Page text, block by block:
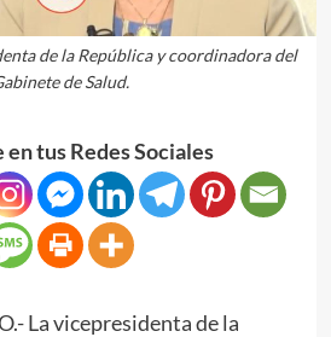
de la República y coordinadora del
de Salud.
tus Redes Sociales
La vicepresidenta de la